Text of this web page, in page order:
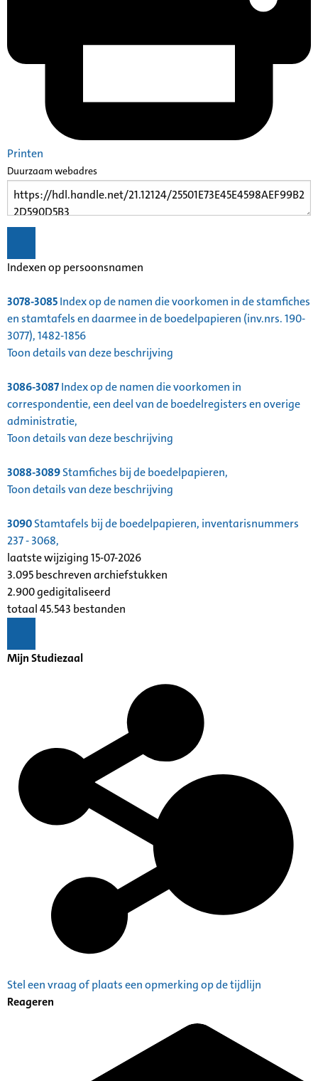
Printen
Duurzaam webadres
Indexen op persoonsnamen
3078-3085Index op de namen die voorkomen in de stamfiches
en stamtafels en daarmee in de boedelpapieren (inv.nrs. 190-
3077), 1482-1856
Toon details van deze beschrijving
3086-3087Index op de namen die voorkomen in
correspondentie, een deel van de boedelregisters en overige
administratie,
Toon details van deze beschrijving
3088-3089Stamfiches bij de boedelpapieren,
Toon details van deze beschrijving
3090Stamtafels bij de boedelpapieren, inventarisnummers
237 - 3068,
laatste wijziging 15-07-2026
3.095 beschreven archiefstukken
2.900 gedigitaliseerd
totaal 45.543 bestanden
Mijn Studiezaal
Stel een vraag of plaats een opmerking op de tijdlijn
Reageren